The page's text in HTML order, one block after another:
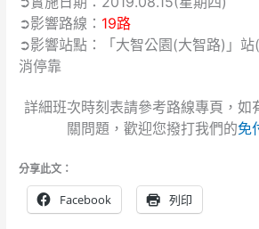
➲影響路線： 19路
➲影響站點：「大智公園(大智路)」
消停靠
詳細班次時刻表請參考路線專頁，如
關問題，歡迎您撥打我們的免
分享此文：
Facebook 列印